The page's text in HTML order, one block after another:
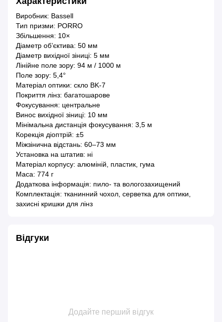
Виробник: Bassell
Тип призми: PORRO
Збільшення: 10×
Діаметр об’єктива: 50 мм
Діаметр вихідної зіниці: 5 мм
Лінійне поле зору: 94 м / 1000 м
Поле зору: 5,4°
Матеріал оптики: скло BK-7
Покриття лінз: багатошарове
Фокусування: центральне
Винос вихідної зіниці: 10 мм
Мінімальна дистанція фокусування: 3,5 м
Корекція діоптрій: ±5
Міжзінична відстань: 60–73 мм
Установка на штатив: ні
Матеріал корпусу: алюміній, пластик, гума
Маса: 774 г
Додаткова інформація: пило- та вологозахищений
Комплектація: тканинний чохол, серветка для оптики,
захисні кришки для лінз
Відгуки
Додайте перший відгук